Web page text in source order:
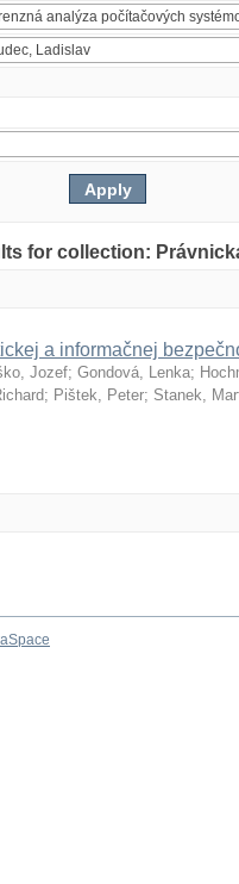
for collection:
a informačnej
Jozef; Gondová, Lenka;
; Pištek, Peter; Stanek,